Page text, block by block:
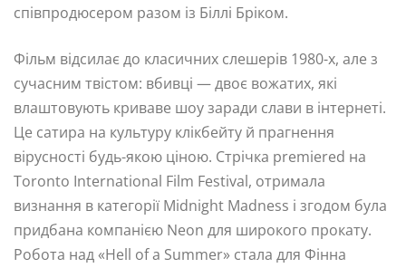
співпродюсером разом із Біллі Бріком.
Фільм відсилає до класичних слешерів 1980-х, але з
сучасним твістом: вбивці — двоє вожатих, які
влаштовують криваве шоу заради слави в інтернеті.
Це сатира на культуру клікбейту й прагнення
вірусності будь-якою ціною. Стрічка premiered на
Toronto International Film Festival, отримала
визнання в категорії Midnight Madness і згодом була
придбана компанією Neon для широкого прокату.
Робота над «Hell of a Summer» стала для Фінна